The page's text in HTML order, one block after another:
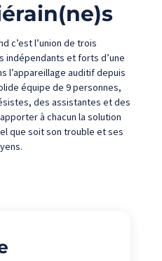
c’est l’union de trois
et forts d’une
l’appareillage auditif depuis
équipe de 9 personnes,
des assistantes et des
à chacun la solution
que soit son trouble et ses